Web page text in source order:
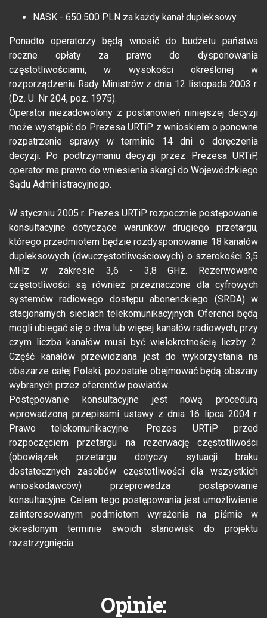
NASK - 650.500 PLN za każdy kanał dupleksowy.
Ponadto operatorzy będą wnosić do budżetu państwa
roczne opłaty za prawo do dysponowania
częstotliwościami, w wysokości określonej w
rozporządzeniu Rady Ministrów z dnia 12 listopada 2003 r.
(Dz. U. Nr 204, poz. 1975).
Operator niezadowolony z postanowień niniejszej decyzji
może wystąpić do Prezesa URTiP z wnioskiem o ponowne
rozpatrzenie sprawy w terminie 14 dni o doręczenia
decyzji. Po podtrzymaniu decyzji przez Prezesa URTiP,
operator ma prawo do wniesienia skargi do Wojewódzkiego
Sądu Administracyjnego.
W styczniu 2005 r. Prezes URTiP rozpocznie postępowanie
konsultacyjne dotyczące warunków drugiego przetargu,
którego przedmiotem będzie rozdysponowanie 18 kanałów
dupleksowych (dwuczęstotliwościowych) o szerokości 3,5
MHz w zakresie 3,6 - 3,8 GHz. Rezerwowane
częstotliwości są również przeznaczone dla cyfrowych
systemów radiowego dostępu abonenckiego (SRDA) w
stacjonarnych sieciach telekomunikacyjnych. Oferenci będą
mogli ubiegać się o dwa lub więcej kanałów radiowych, przy
czym liczba kanałów musi być wielokrotnością liczby 2.
Część kanałów przewidziana jest do wykorzystania na
obszarze całej Polski, pozostałe obejmować będą obszary
wybranych przez oferentów powiatów.
Postępowanie konsultacyjne jest nową procedurą
wprowadzoną przepisami ustawy z dnia 16 lipca 2004 r.
Prawo telekomunikacyjne. Prezes URTiP przed
rozpoczęciem przetargu na rezerwację częstotliwości
(obowiązek przetargu dotyczy sytuacji braku
dostatecznych zasobów częstotliwości dla wszystkich
wnioskodawców) przeprowadza postępowanie
konsultacyjne. Celem tego postępowania jest umożliwienie
zainteresowanym podmiotom wyrażenia na piśmie w
określonym terminie swoich stanowisk do projektu
rozstrzygnięcia.
Opinie: